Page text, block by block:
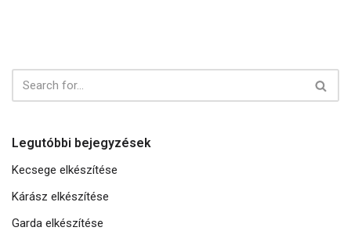
Legutóbbi bejegyzések
Kecsege elkészítése
Kárász elkészítése
Garda elkészítése